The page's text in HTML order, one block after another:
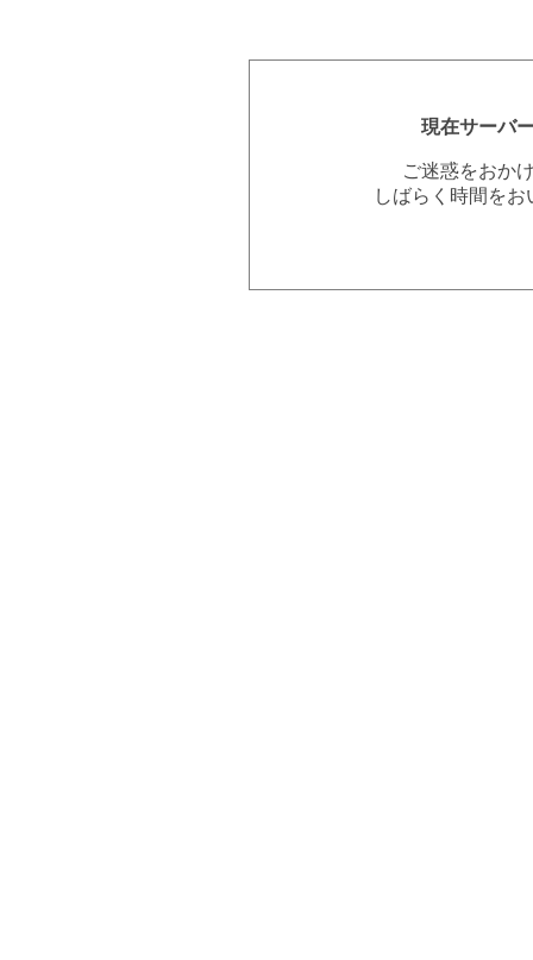
現在サーバ
ご迷惑をおか
しばらく時間を